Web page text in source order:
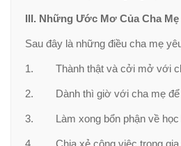
III. Những Ước Mơ Của Cha Mẹ
Sau đây là những điều cha mẹ
1. Thành thật và cởi mở với
2. Dành thì giờ với cha mẹ để
3. Làm xong bổn phận về học
4. Chia xẻ công việc trong gia